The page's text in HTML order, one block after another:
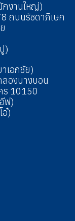
กงานใหญ่)
ถนนรัชดาภิเษก
)
เอกชัย)
องบางบอน
ร 10150
ฟ)
)